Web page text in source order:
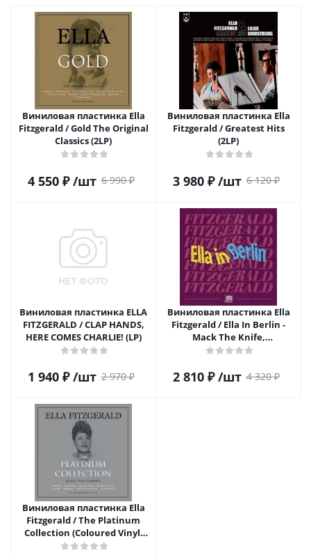
Виниловая пластинка Ella
Fitzgerald / Gold The Original
Classics (2LP)
4 550₽ /шт 6 990₽
Виниловая пластинка Ella
Fitzgerald / Greatest Hits
(2LP)
3 980₽ /шт 6 120₽
Виниловая пластинка ELLA
FITZGERALD / CLAP HANDS,
HERE COMES CHARLIE! (LP)
1 940₽ /шт 2 970₽
Виниловая пластинка Ella
Fitzgerald / Ella In Berlin -
Mack The Knife,
Summertime (Limited
2 810₽ /шт 4 320₽
Виниловая пластинка Ella
Fitzgerald / The Platinum
Collection (Coloured Vinyl)
(3LP)